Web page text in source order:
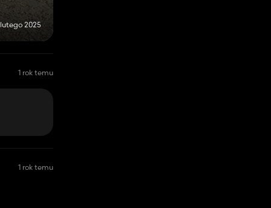
lutego 2025
1 rok temu
1 rok temu